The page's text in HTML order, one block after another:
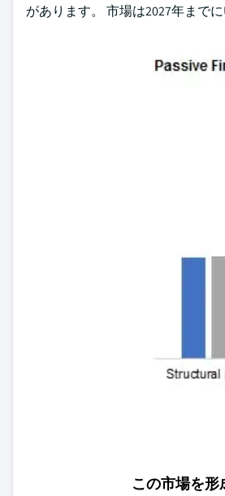
があります。 市場は2027年まで
この市場を